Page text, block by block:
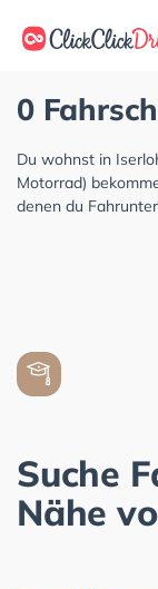
0
Du wohnst in
Motorrad)
denen du
Suche
Nähe